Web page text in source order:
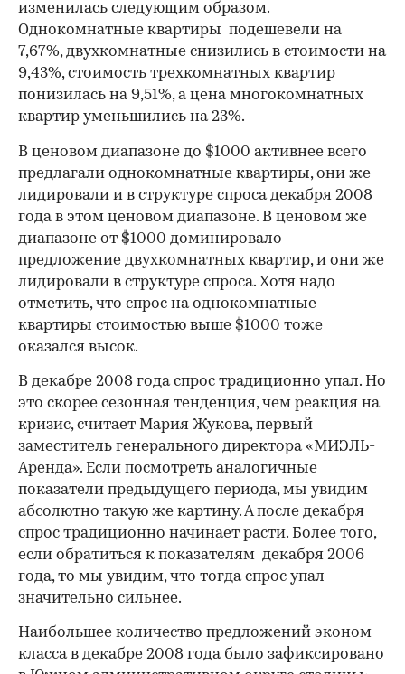
изменилась следующим образом.
Однокомнатные квартиры подешевели на
7,67%, двухкомнатные снизились в стоимости на
9,43%, стоимость трехкомнатных квартир
понизилась на 9,51%, а цена многокомнатных
квартир уменьшились на 23%.
00:00 / 00:00
В ценовом диапазоне до $1000 активнее всего
предлагали однокомнатные квартиры, они же
лидировали и в структуре спроса декабря 2008
года в этом ценовом диапазоне. В ценовом же
диапазоне от $1000 доминировало
предложение двухкомнатных квартир, и они же
лидировали в структуре спроса. Хотя надо
отметить, что спрос на однокомнатные
квартиры стоимостью выше $1000 тоже
оказался высок.
В декабре 2008 года спрос традиционно упал. Но
это скорее сезонная тенденция, чем реакция на
кризис, считает Мария Жукова, первый
заместитель генерального директора «МИЭЛЬ-
Аренда». Если посмотреть аналогичные
показатели предыдущего периода, мы увидим
абсолютно такую же картину. А после декабря
спрос традиционно начинает расти. Более того,
если обратиться к показателям декабря 2006
года, то мы увидим, что тогда спрос упал
значительно сильнее.
Наибольшее количество предложений эконом-
класса в декабре 2008 года было зафиксировано